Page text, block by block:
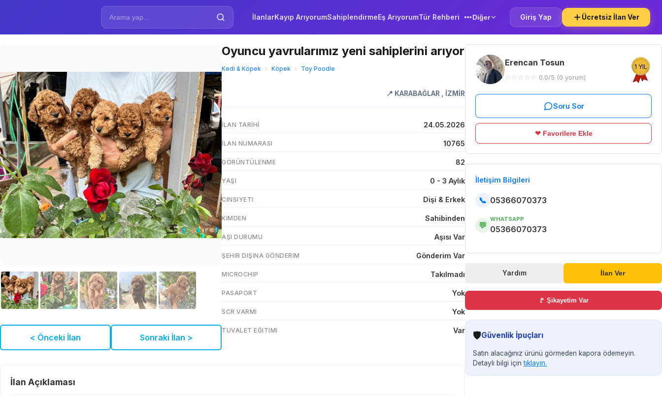
İlanlarKayıp ArıyorumSahiplendirmeEş ArıyorumTür Rehberi Diğer Giriş Yap Ücretsiz İlan Ver
< Önceki İlan Sonraki İlan >
Oyuncu yavrularımız yeni sahiplerini arıyor
Kedi & Köpek › Köpek › Toy Poodle
📍 KARABAĞLAR İZMİR
İLAN TARIHI 24.05.2026
İLAN NUMARASI 10765
GÖRÜNTÜLENME 82
YAŞI 0 - 3 Aylık
CINSIYETI Dişi & Erkek
KIMDEN Sahibinden
AŞI DURUMU Aşısı Var
ŞEHIR DIŞINA GÖNDERIM Gönderim Var
MICROCHIP Takılmadı
PASAPORT Yok
SCR VARMI Yok
TUVALET EĞITIMI Var
İlan Açıklaması
Erencan Tosun
☆ ☆ ☆ ☆ ☆ 0.0/5 (0 yorum)
1 YIL
Soru Sor
❤ Favorilere Ekle
İletişim Bilgileri
📞 05366070373
💬
WHATSAPP
05366070373
Yardım İlan Ver
🚩 Şikayetim Var
🛡️Güvenlik İpuçları
Satın alacağınız ürünü görmeden kapora ödemeyin.
Detaylı bilgi içintıklayın.